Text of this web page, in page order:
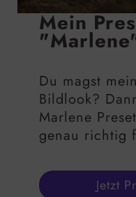
Mein
Du magst
Bildlook?
Marlene
genau richtig
Jetzt